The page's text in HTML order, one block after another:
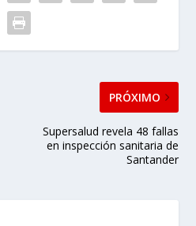
PRÓXIMO
Supersalud revela 48 fallas
en inspección sanitaria de
Santander